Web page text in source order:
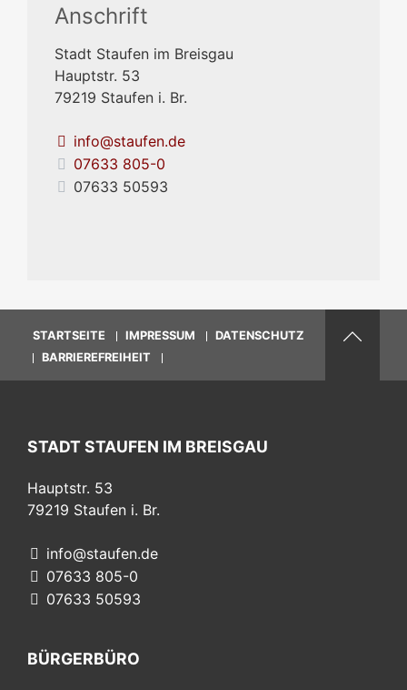
Anschrift
Stadt Staufen im Breisgau
Hauptstr. 53
79219 Staufen i. Br.
info@staufen.de
07633 805-0
07633 50593
STARTSEITE IMPRESSUM
DATENSCHUTZ
BARRIEREFREIHEIT
STADT STAUFEN IM BREISGAU
Hauptstr. 53
79219 Staufen i. Br.
info@staufen.de
07633 805-0
07633 50593
BÜRGERBÜRO